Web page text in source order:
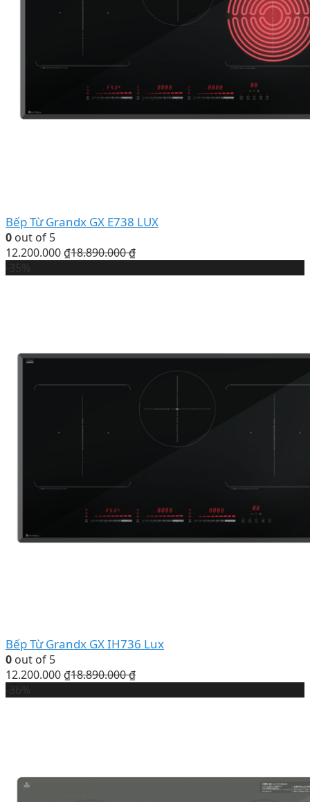
Bếp Từ Grandx GX E738 LUX
0 out of 5
12.200.000 ₫18.890.000₫
Bếp Từ Grandx GX IH736 Lux
0 out of 5
12.200.000 ₫18.890.000₫